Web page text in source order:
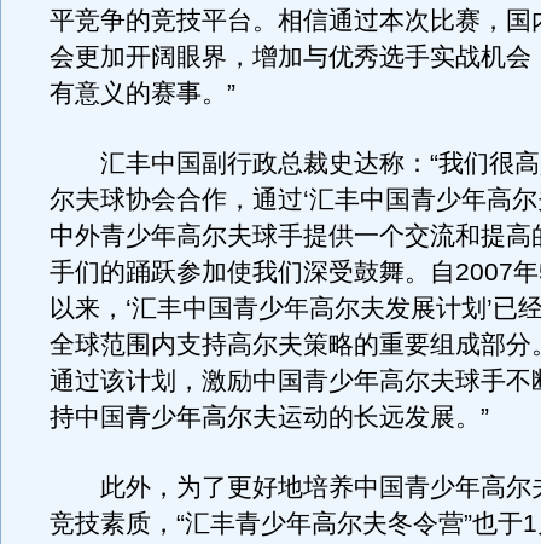
平竞争的竞技平台。相信通过本次比赛，国
会更加开阔眼界，增加与优秀选手实战机会
有意义的赛事。”
汇丰中国副行政总裁史达称：“我们很高
尔夫球协会合作，通过‘汇丰中国青少年高
中外青少年高尔夫球手提供一个交流和提高
手们的踊跃参加使我们深受鼓舞。自2007
以来，‘汇丰中国青少年高尔夫发展计划’已
全球范围内支持高尔夫策略的重要组成部分
通过该计划，激励中国青少年高尔夫球手不
持中国青少年高尔夫运动的长远发展。”
此外，为了更好地培养中国青少年高尔
竞技素质，“汇丰青少年高尔夫冬令营”也